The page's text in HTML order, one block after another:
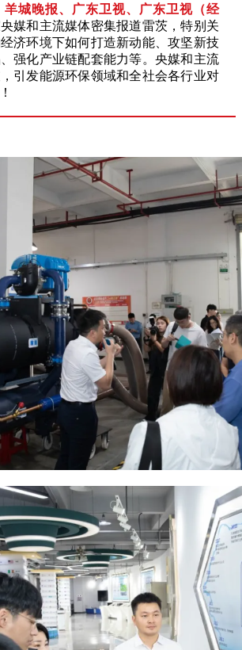
羊城晚报、广东卫视、广东卫视（经
媒和主流媒体密集报道雷茨，特别关
济环境下如何打造新动能、攻坚新技
强化产业链配套能力等。央媒和主流
引发能源环保领域和全社会各行业对